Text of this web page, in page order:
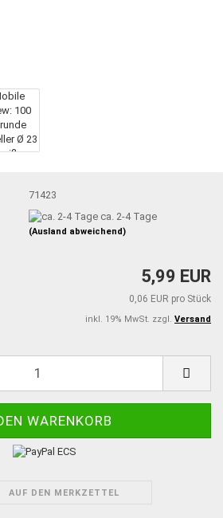
71423
ca. 2-4 Tage
(Ausland abweichend)
5,99 EUR
0,06 EUR pro Stück
inkl. 19% MwSt. zzgl. Versand
AUF DEN MERKZETTEL